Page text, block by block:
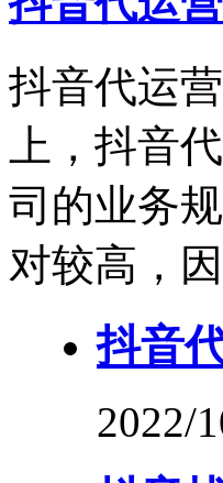
抖音代运
上，抖音
司的业务
对较高，
抖音
2022/